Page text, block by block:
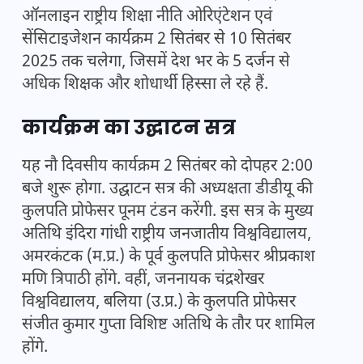
ऑनलाइन राष्ट्रीय शिक्षा नीति ओरिएंटेशन एवं
सेंसिटाइजेशन कार्यक्रम 2 सितंबर से 10 सितंबर
2025 तक चलेगा, जिसमें देश भर के 5 दर्जन से
अधिक शिक्षक और शोधार्थी हिस्सा ले रहे हैं.
कार्यक्रम का उद्घाटन सत्र
यह नौ दिवसीय कार्यक्रम 2 सितंबर को दोपहर 2:00
बजे शुरू होगा. उद्घाटन सत्र की अध्यक्षता डीडीयू की
कुलपति प्रोफेसर पूनम टंडन करेंगी. इस सत्र के मुख्य
अतिथि इंदिरा गांधी राष्ट्रीय जनजातीय विश्वविद्यालय,
अमरकंटक (म.प्र.) के पूर्व कुलपति प्रोफेसर श्रीप्रकाश
मणि त्रिपाठी होंगे. वहीं, जननायक चंद्रशेखर
विश्वविद्यालय, बलिया (उ.प्र.) के कुलपति प्रोफेसर
संजीत कुमार गुप्ता विशिष्ट अतिथि के तौर पर शामिल
होंगे.